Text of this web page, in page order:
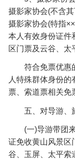
摄影家协会(不含
摄影家协会(特指
本人有效身份证件
区门票及云谷、太
符合免票优惠
人特殊群体身份的
票、索道票相关免
五、对导游、
(一)导游带团
证免收黄山风景区
谷、玉屏、太平索